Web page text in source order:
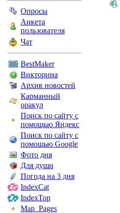
Опросы
Анкета
пользователя
Чат
BestMaker
Викторина
Архив новостей
Карманный
оракул
Поиск по сайту с
помощью Яндекс
Поиск по сайту с
помощью Google
Фото дня
Для души
Погода на 3 дня
IndexCat
IndexTop
Map_Pages